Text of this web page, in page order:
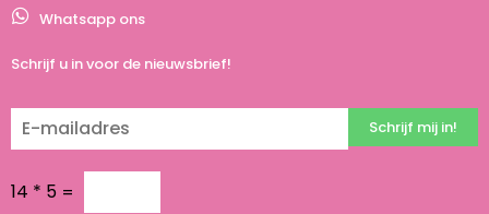
Whatsapp ons
Schrijf u in voor de nieuwsbrief!
14 * 5 =
Schrijf mij in!